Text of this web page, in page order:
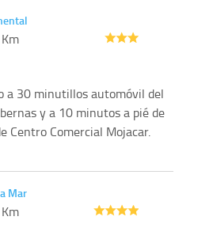
a 30 minutillos automóvil del
y a 10 minutos a pié de
Centro Comercial Mojacar.
Mar